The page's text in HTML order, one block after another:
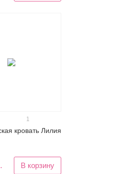
1
кровать Лилия
В корзину